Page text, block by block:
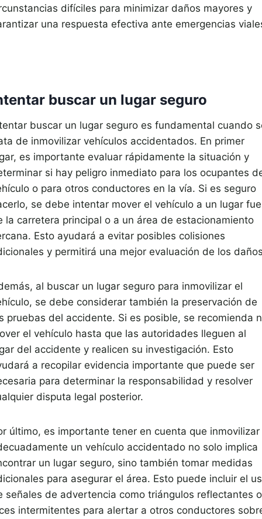
difíciles para minimizar daños mayores y
una respuesta efectiva ante emergencias
buscar un lugar seguro
buscar un lugar seguro es fundamental cuando
de inmovilizar vehículos accidentados. En primer
es importante evaluar rápidamente la situación y
si hay peligro inmediato para los ocupantes
o para otros conductores en la vía. Si es seguro
se debe intentar mover el vehículo a un lugar
la carretera principal o a un área de estacionamiento
Esto ayudará a evitar posibles colisiones
y permitirá una mejor evaluación de los
al buscar un lugar seguro para inmovilizar el
se debe considerar también la preservación de
pruebas del accidente. Si es posible, se recomienda
el vehículo hasta que las autoridades lleguen al
del accidente y realicen su investigación. Esto
a recopilar evidencia importante que puede ser
para determinar la responsabilidad y resolver
disputa legal posterior.
último, es importante tener en cuenta que inmovilizar
un vehículo accidentado no solo implica
un lugar seguro, sino también tomar medidas
para asegurar el área. Esto puede incluir el
señales de advertencia como triángulos reflectantes o
intermitentes para alertar a otros conductores